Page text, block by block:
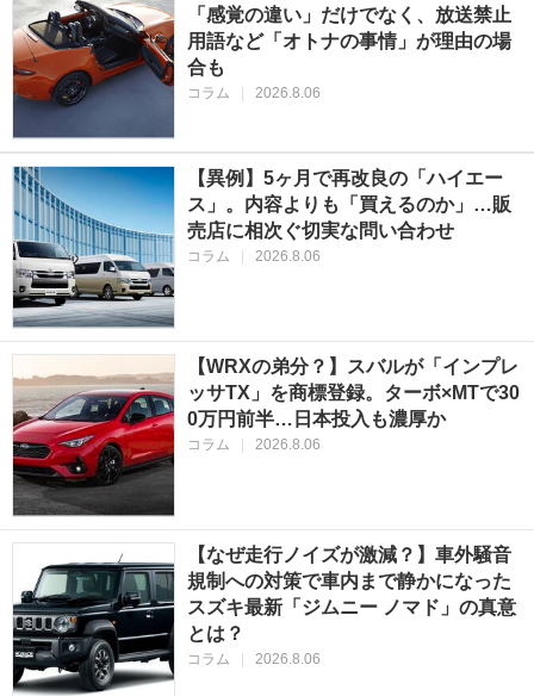
「感覚の違い」だけでなく、放送禁止
用語など「オトナの事情」が理由の場
合も
コラム 2026.8.06
【異例】5ヶ月で再改良の「ハイエー
ス」。内容よりも「買えるのか」…販
売店に相次ぐ切実な問い合わせ
コラム 2026.8.06
【WRXの弟分？】スバルが「インプレ
ッサTX」を商標登録。ターボ×MTで30
0万円前半…日本投入も濃厚か
コラム | 2026.8.06
【なぜ走行ノイズが激減？】車外騒音
規制への対策で車内まで静かになった
スズキ最新「ジムニー ノマド」の真意
とは？
コラム | 2026.8.06